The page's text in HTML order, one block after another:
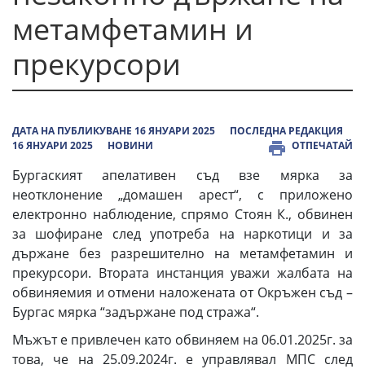
метамфетамин и
прекурсори
ДАТА НА ПУБЛИКУВАНЕ 16 ЯНУАРИ 2025
ПОСЛЕДНА РЕДАКЦИЯ
16 ЯНУАРИ 2025
НОВИНИ ОТПЕЧАТАЙ
Бургаският апелативен съд взе мярка за
неотклонение „домашен арест“, с приложено
електронно наблюдение, спрямо Стоян К., обвинен
за шофиране след употреба на наркотици и за
държане без разрешително на метамфетамин и
прекурсори. Втората инстанция уважи жалбата на
обвиняемия и отмени наложената от Окръжен съд –
Бургас мярка “задържане под стража“.
Мъжът е привлечен като обвиняем на 06.01.2025г. за
това, че на 25.09.2024г. е управлявал МПС след